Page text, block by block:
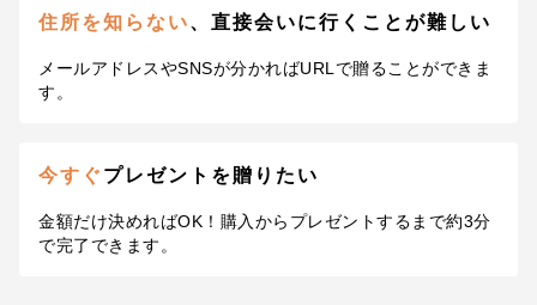
住所を知らない、直接会いに行くことが難しい
メールアドレスやSNSが分かればURLで贈ることができま
す。
今すぐ プレゼントを贈りたい
金額だけ決めればOK！ 購入からプレゼントするまで約3分
で完了できます。